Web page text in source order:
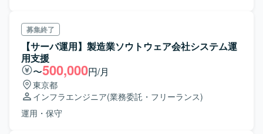
います。
募集終了
【サーバ運用】製造業ソウトウェア会社システム運
用支援
〜500,000円/月
東京都
インフラエンジニア(業務委託・フリーランス)
運用・保守